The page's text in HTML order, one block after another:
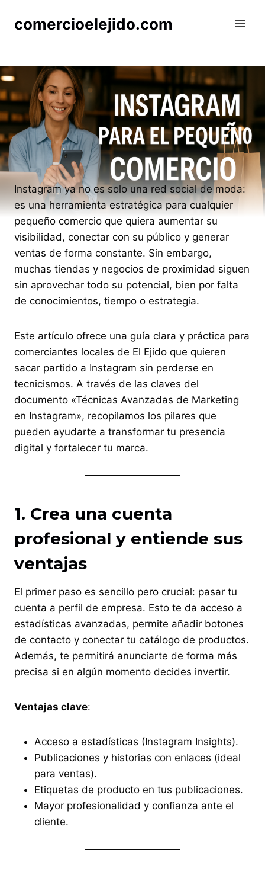
comercioelejido.com
Instagram ya no es solo una red social de moda:
es una herramienta estratégica para cualquier
pequeño comercio que quiera aumentar su
visibilidad, conectar con su público y generar
ventas de forma constante. Sin embargo,
muchas tiendas y negocios de proximidad siguen
sin aprovechar todo su potencial, bien por falta
de conocimientos, tiempo o estrategia.
Este artículo ofrece una guía clara y práctica para
comerciantes locales de El Ejido que quieren
sacar partido a Instagram sin perderse en
tecnicismos. A través de las claves del
documento «Técnicas Avanzadas de Marketing
en Instagram», recopilamos los pilares que
pueden ayudarte a transformar tu presencia
digital y fortalecer tu marca.
1. Crea una cuenta
profesional y entiende sus
ventajas
El primer paso es sencillo pero crucial: pasar tu
cuenta a perfil de empresa. Esto te da acceso a
estadísticas avanzadas, permite añadir botones
de contacto y conectar tu catálogo de productos.
Además, te permitirá anunciarte de forma más
precisa si en algún momento decides invertir.
Ventajas clave:
Acceso a estadísticas (Instagram Insights).
Publicaciones y historias con enlaces (ideal
para ventas).
Etiquetas de producto en tus publicaciones.
Mayor profesionalidad y confianza ante el
cliente.